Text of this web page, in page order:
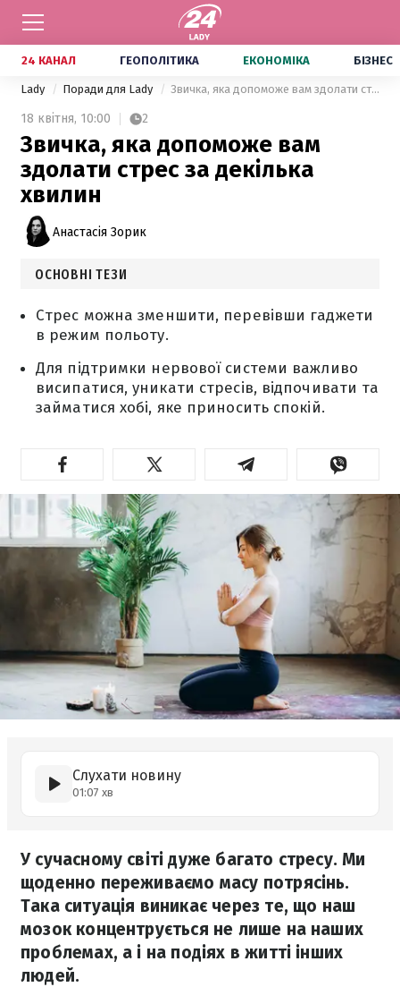
24 КАНАЛ ГЕОПОЛІТИКА ЕКОНОМІКА БІЗНЕС
Lady Поради для Lady Звичка, яка допоможе вам здолати стрес за декілька хвилин
18 квітня, 10:00 2
Звичка, яка допоможе вам
здолати стрес за декілька
хвилин
Анастасія Зорик
ОСНОВНІ ТЕЗИ
Стрес можна зменшити, перевівши гаджети
в режим польоту.
Для підтримки нервової системи важливо
висипатися, уникати стресів, відпочивати та
займатися хобі, яке приносить спокій.
Слухати новину
01:07 хв
У сучасному світі дуже багато стресу. Ми
щоденно переживаємо масу потрясінь.
Така ситуація виникає через те, що наш
мозок концентрується не лише на наших
проблемах, а і на подіях в житті інших
людей.